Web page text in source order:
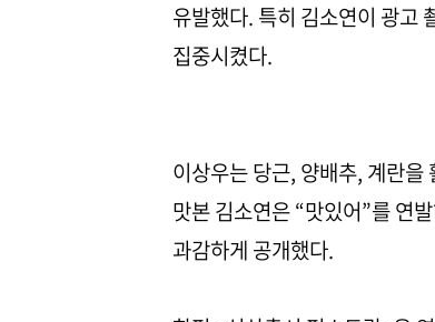
유발했다. 특히 김소연이 광고
집중시켰다.
이상우는 당근, 양배추, 계란
맛본 김소연은 “맛있어”를 연
과감하게 공개했다.